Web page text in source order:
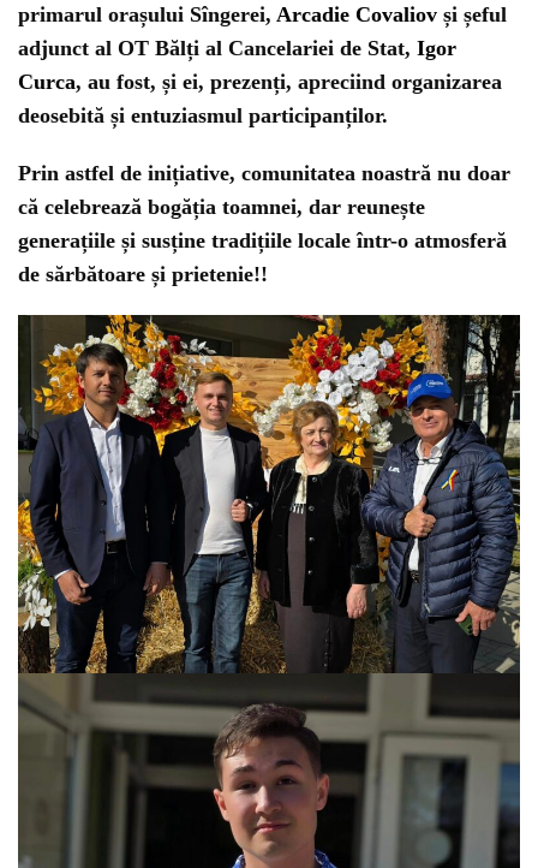
primarul orașului Sîngerei, Arcadie Covaliov și șeful
adjunct al OT Bălți al Cancelariei de Stat, Igor
Curca, au fost, și ei, prezenți, apreciind organizarea
deosebită și entuziasmul participanților.
Prin astfel de inițiative, comunitatea noastră nu doar
că celebrează bogăția toamnei, dar reunește
generațiile și susține tradițiile locale într-o atmosferă
de sărbătoare și prietenie!!